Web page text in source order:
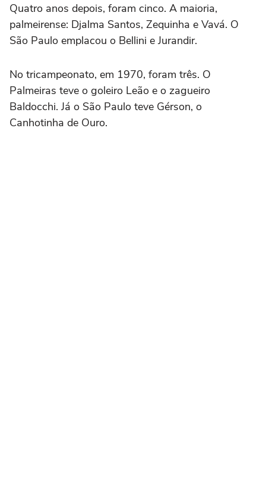
Quatro anos depois, foram cinco. A maioria,
palmeirense: Djalma Santos, Zequinha e Vavá. O
São Paulo emplacou o Bellini e Jurandir.
No tricampeonato, em 1970, foram três. O
Palmeiras teve o goleiro Leão e o zagueiro
Baldocchi. Já o São Paulo teve Gérson, o
Canhotinha de Ouro.